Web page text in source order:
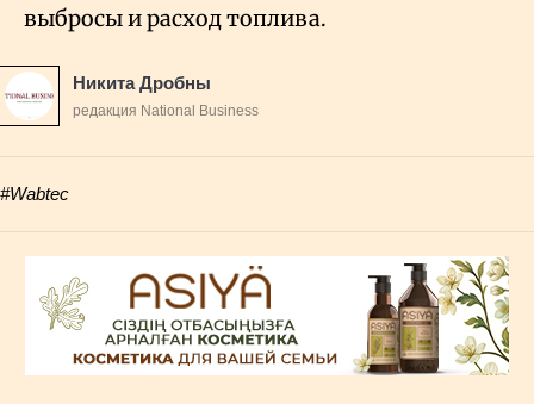
выбросы и расход топлива.
Никита Дробны
редакция National Business
#Wabtec